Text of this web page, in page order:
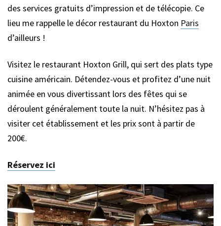
des services gratuits d’impression et de télécopie. Ce
lieu me rappelle le décor restaurant du Hoxton Paris
d’ailleurs !
Visitez le restaurant Hoxton Grill, qui sert des plats type
cuisine américain. Détendez-vous et profitez d’une nuit
animée en vous divertissant lors des fêtes qui se
déroulent généralement toute la nuit. N’hésitez pas à
visiter cet établissement et les prix sont à partir de
200€.
Réservez ici